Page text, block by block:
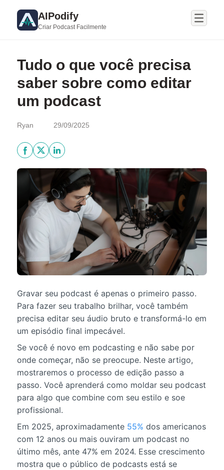
AIPodify
Criar Podcast Facilmente
Tudo o que você precisa
saber sobre como editar
um podcast
Ryan 29/09/2025
Gravar seu podcast é apenas o primeiro passo.
Para fazer seu trabalho brilhar, você também
precisa editar seu áudio bruto e transformá-lo em
um episódio final impecável.
Se você é novo em podcasting e não sabe por
onde começar, não se preocupe. Neste artigo,
mostraremos o processo de edição passo a
passo. Você aprenderá como moldar seu podcast
para algo que combine com seu estilo e soe
profissional.
Em 2025, aproximadamente 55% dos americanos
com 12 anos ou mais ouviram um podcast no
último mês, ante 47% em 2024. Esse crescimento
mostra que o público de podcasts está se